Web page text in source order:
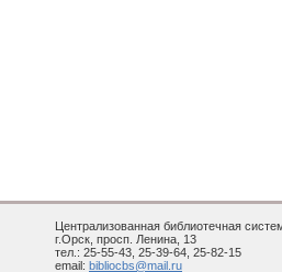
Централизованная библиотечная
г.Орск, просп. Ленина, 13
тел.: 25-55-43, 25-39-64, 25-82-15
email: bibliocbs@mail.ru